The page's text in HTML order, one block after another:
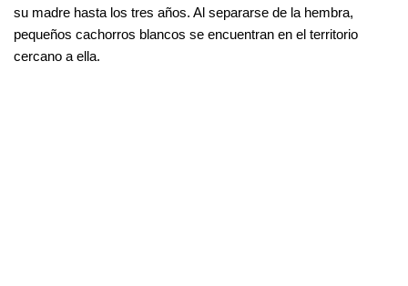
su madre hasta los tres años. Al separarse de la hembra,
pequeños cachorros blancos se encuentran en el territorio
cercano a ella.